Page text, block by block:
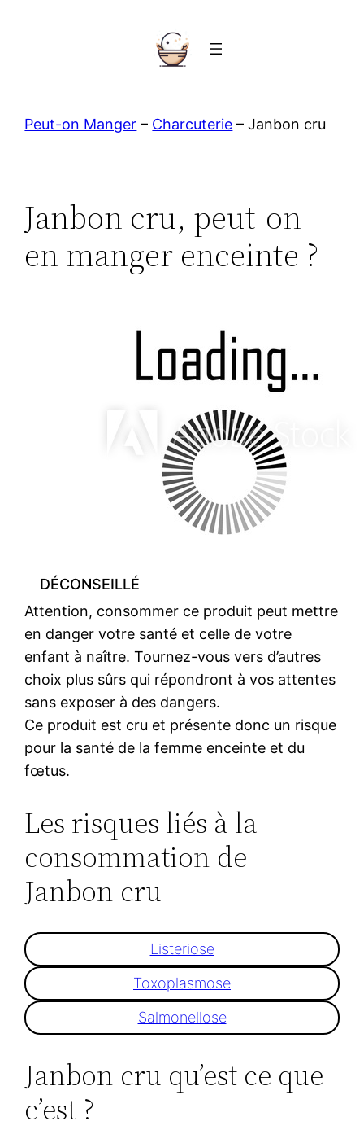
Peut-on Manger – Charcuterie –Janbon cru
Janbon cru, peut-on
en manger enceinte ?
DÉCONSEILLÉ
Attention, consommer ce produit peut mettre
en danger votre santé et celle de votre
enfant à naître. Tournez-vous vers d’autres
choix plus sûrs qui répondront à vos attentes
sans exposer à des dangers.
Ce produit est cru et présente donc un risque
pour la santé de la femme enceinte et du
fœtus.
Les risques liés à la
consommation de
Janbon cru
Listeriose
Toxoplasmose
Salmonellose
Janbon cru qu’est ce que
c’est ?